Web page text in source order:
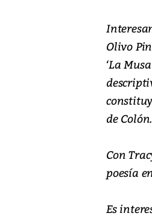
Olivo
‘La
de Colón.
Con
poesía
Es